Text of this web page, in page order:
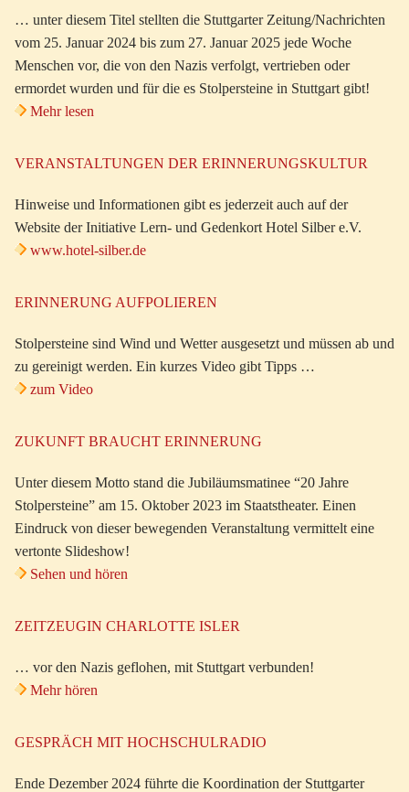
… unter diesem Titel stellten die Stuttgarter Zeitung/Nachrichten
vom 25. Januar 2024 bis zum 27. Januar 2025 jede Woche
Menschen vor, die von den Nazis verfolgt, vertrieben oder
ermordet wurden und für die es Stolpersteine in Stuttgart gibt!
Mehr lesen
VERANSTALTUNGEN DER ERINNERUNGSKULTUR
Hinweise und Informationen gibt es jederzeit auch auf der
Website der Initiative Lern- und Gedenkort Hotel Silber e.V.
www.hotel-silber.de
ERINNERUNG AUFPOLIEREN
Stolpersteine sind Wind und Wetter ausgesetzt und müssen ab und
zu gereinigt werden. Ein kurzes Video gibt Tipps …
zum Video
ZUKUNFT BRAUCHT ERINNERUNG
Unter diesem Motto stand die Jubiläumsmatinee “20 Jahre
Stolpersteine” am 15. Oktober 2023 im Staatstheater. Einen
Eindruck von dieser bewegenden Veranstaltung vermittelt eine
vertonte Slideshow!
Sehen und hören
ZEITZEUGIN CHARLOTTE ISLER
… vor den Nazis geflohen, mit Stuttgart verbunden!
Mehr hören
GESPRÄCH MIT HOCHSCHULRADIO
Ende Dezember 2024 führte die Koordination der Stuttgarter